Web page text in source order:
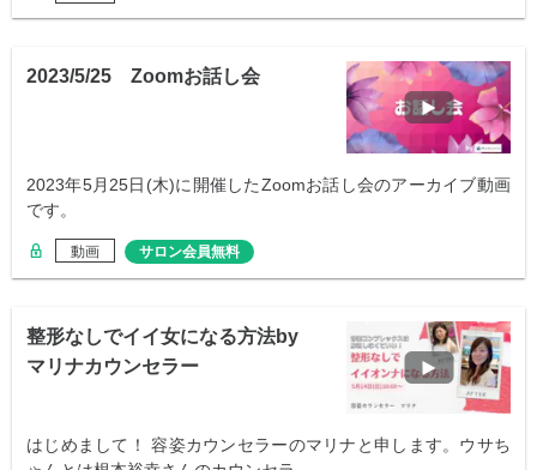
2023/5/25 Zoomお話し会
2023年5月25日(木)に開催したZoomお話し会のアーカイブ動画
です。
動画 サロン会員無料
整形なしでイイ女になる方法by
マリナカウンセラー
はじめまして！ 容姿カウンセラーのマリナと申します。ウサち